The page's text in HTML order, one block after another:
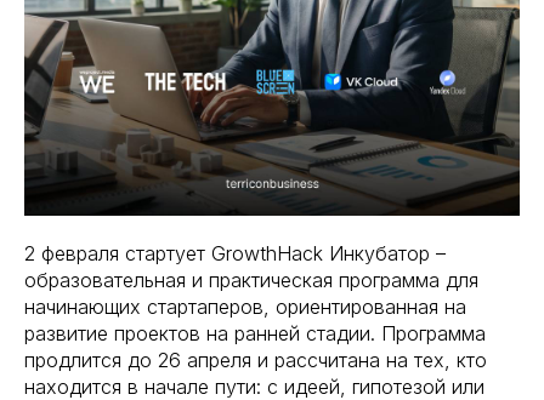
2 февраля стартует GrowthHack Инкубатор –
образовательная и практическая программа для
начинающих стартаперов, ориентированная на
развитие проектов на ранней стадии. Программа
продлится до 26 апреля и рассчитана на тех, кто
находится в начале пути: с идеей, гипотезой или